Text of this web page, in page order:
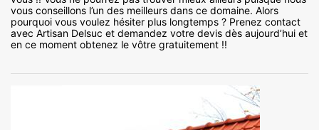
vous conseillons l’un des meilleurs dans ce domaine. Alors
pourquoi vous voulez hésiter plus longtemps ? Prenez contact
avec Artisan Delsuc et demandez votre devis dès aujourd’hui et
en ce moment obtenez le vôtre gratuitement !!